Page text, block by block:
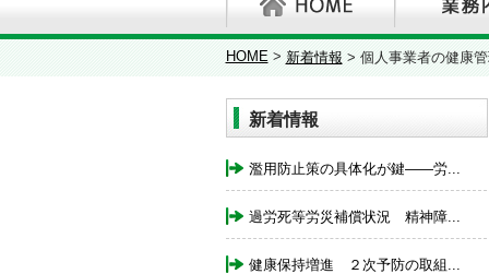
HOME> 新着情報 > 個人事業者の健康
新着情報
濫用防止策の具体化が鍵――労...
過労死等労災補償状況 精神障...
健康保持増進 ２次予防の取組...